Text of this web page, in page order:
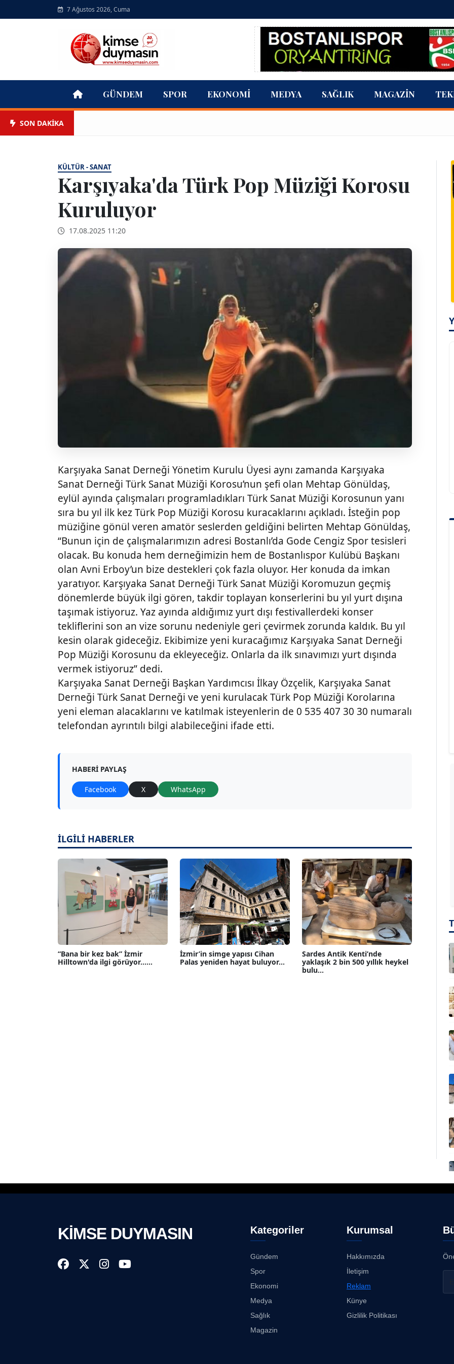
7 Ağustos 2026, Cuma
GÜNDEM SPOR EKONOMI MEDYA SAĞLIK MAGAZIN
SON DAKİKA
KÜLTÜR - SANAT
Karşıyaka'da Türk Pop Müziği Korosu
Kuruluyor
17.08.2025 11:20
Karşıyaka Sanat Derneği Yönetim Kurulu Üyesi aynı zamanda Karşıyaka
Sanat Derneği Türk Sanat Müziği Korosu’nun şefi olan Mehtap Gönüldaş,
eylül ayında çalışmaları programladıkları Türk Sanat Müziği Korosunun yanı
sıra bu yıl ilk kez Türk Pop Müziği Korosu kuracaklarını açıkladı. İsteğin pop
müziğine gönül veren amatör seslerden geldiğini belirten Mehtap Gönüldaş,
“Bunun için de çalışmalarımızın adresi Bostanlı’da Gode Cengiz Spor tesisleri
olacak. Bu konuda hem derneğimizin hem de Bostanlıspor Kulübü Başkanı
olan Avni Erboy’un bize destekleri çok fazla oluyor. Her konuda da imkan
yaratıyor. Karşıyaka Sanat Derneği Türk Sanat Müziği Koromuzun geçmiş
dönemlerde büyük ilgi gören, takdir toplayan konserlerini bu yıl yurt dışına
taşımak istiyoruz. Yaz ayında aldığımız yurt dışı festivallerdeki konser
tekliflerini son an vize sorunu nedeniyle geri çevirmek zorunda kaldık. Bu yıl
kesin olarak gideceğiz. Ekibimize yeni kuracağımız Karşıyaka Sanat Derneği
Pop Müziği Korosunu da ekleyeceğiz. Onlarla da ilk sınavımızı yurt dışında
vermek istiyoruz” dedi.
Karşıyaka Sanat Derneği Başkan Yardımcısı İlkay Özçelik, Karşıyaka Sanat
Derneği Türk Sanat Derneği ve yeni kurulacak Türk Pop Müziği Korolarına
yeni eleman alacaklarını ve katılmak isteyenlerin de 0 535 407 30 30 numaralı
telefondan ayrıntılı bilgi alabileceğini ifade etti.
HABERI PAYLAŞ
Facebook X WhatsApp
İLGİLİ HABERLER
“Bana bir kez bak” İzmir
Hilltown'da ilgi görüyor......
İzmir’in simge yapısı Cihan
Palas yeniden hayat buluyor...
Sardes Antik Kenti’nde
yaklaşık 2 bin 500 yıllık heykel
bulu...
KİMSE DUYMASIN Kategoriler
Gündem
Spor
Ekonomi
Medya
Sağlık
Magazin
Kurumsal
Hakkımızda
İletişim
Reklam
Künye
Gizlilik Politikası